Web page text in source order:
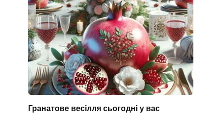
Гранатове весілля сьогодні у вас